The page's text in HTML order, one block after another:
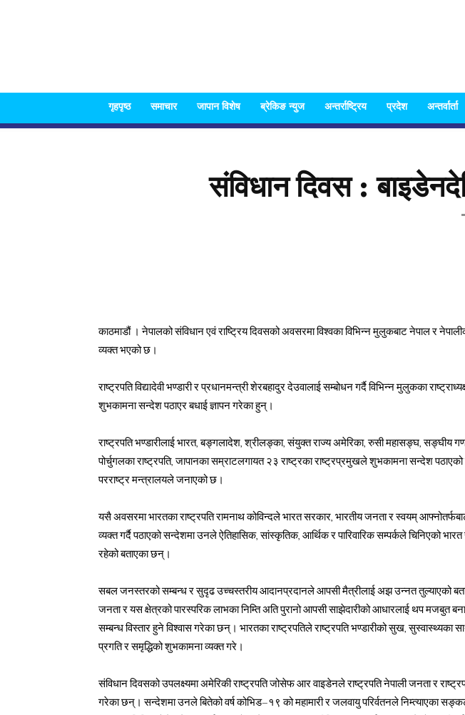
गृहपृष्ठ समाचार जापान विशेष ब्रेकिङ न्युज अन्तर्राष्ट्रिय प्रदेश अन्तर्वार्ता
संविधान दिवस :
काठमाडौं । नेपालको संविधान एवं राष्ट्रिय दिवसको अवसरमा विश्वका विभिन्न मुलुकबाट नेपाल र
व्यक्त भएको छ।
राष्ट्रपति विद्यादेवी भण्डारी र प्रधानमन्त्री शेरबहादुर देउवालाई सम्बोधन गर्दै विभिन्न मुलुकका
शुभकामना सन्देश पठाएर बधाई ज्ञापन गरेका हुन्।
राष्ट्रपति भण्डारीलाई भारत, बङ्गलादेश, श्रीलङ्का, संयुक्त राज्य अमेरिका, रुसी महासङ्घ, सङ्घीय
पोर्चुगलका राष्ट्रपति, जापानका सम्राटलगायत २३ राष्ट्रका राष्ट्रप्रमुखले शुभकामना सन्देश पठाएको
परराष्ट्र मन्त्रालयले जनाएको छ।
यसै अवसरमा भारतका राष्ट्रपति रामनाथ कोविन्दले भारत सरकार, भारतीय जनता र स्वयम्
व्यक्त गर्दै पठाएको सन्देशमा उनले ऐतिहासिक, सांस्कृतिक, आर्थिक र पारिवारिक सम्पर्कले चिनिएको
रहेको बताएका छन्।
सबल जनस्तरको सम्बन्ध र सुदृढ उच्चस्तरीय आदानप्रदानले आपसी मैत्रीलाई अझ उन्नत तुल्याएको
जनता र यस क्षेत्रको पारस्परिक लाभका निम्ति अति पुरानो आपसी साझेदारीको आधारलाई थप मजबुत
सम्बन्ध विस्तार हुने विश्वास गरेका छन्। भारतका राष्ट्रपतिले राष्ट्रपति भण्डारीको सुख, सुस्वास्थ्यका
प्रगति र समृद्धिको शुभकामना व्यक्त गरे।
संविधान दिवसको उपलक्ष्यमा अमेरिकी राष्ट्रपति जोसेफ आर वाइडेनले राष्ट्रपति नेपाली जनता र
गरेका छन्। सन्देशमा उनले बितेको वर्ष कोभिड–१९ को महामारी र जलवायु परिर्वतनले निम्त्याएका